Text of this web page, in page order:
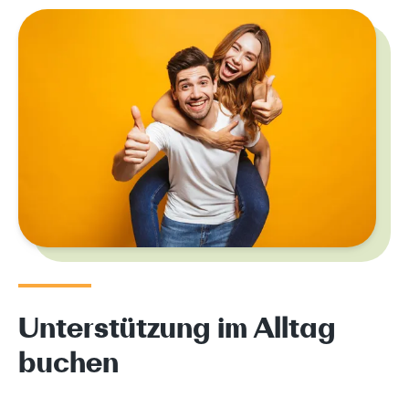
Unterstützung im Alltag
buchen